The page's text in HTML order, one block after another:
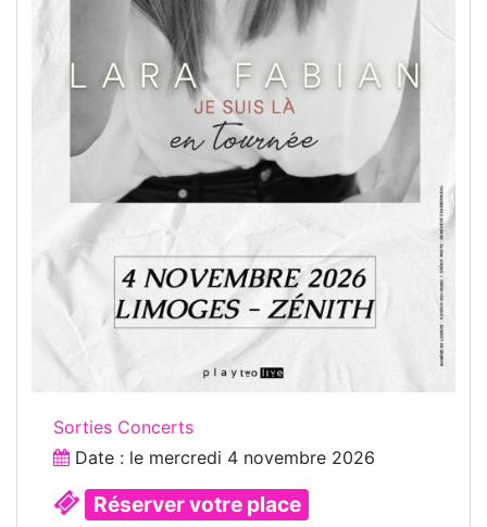
Sorties Concerts
Date : le mercredi 4 novembre 2026
Réserver votre place